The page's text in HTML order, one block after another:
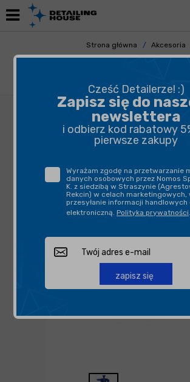
Strona główna
Akcesoria
Pozostałe Akcesoria
Cześć Detailerze! :)
Zapisz się do
newslettera
i odbierz kod rabatowy
pierwsze zakupy
Wyrażam zgodę na przetwarzanie
danych osobowych przez Nomos
K. z siedzibą w Straszynie
Rekcin) w celach marketingowych,
przesyłanie informacji handlowych
elektroniczną. Polityka prywatności.
zapisz się